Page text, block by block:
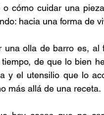
o cómo cuidar una
hacia una forma de
una olla de barro es, al
de que lo bien
y el utensilio que lo
más allá de una receta.